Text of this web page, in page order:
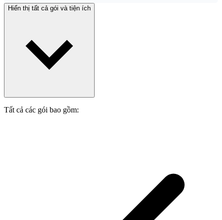
Hiển thị tất cả gói và tiện ích
Tất cả các gói bao gồm: